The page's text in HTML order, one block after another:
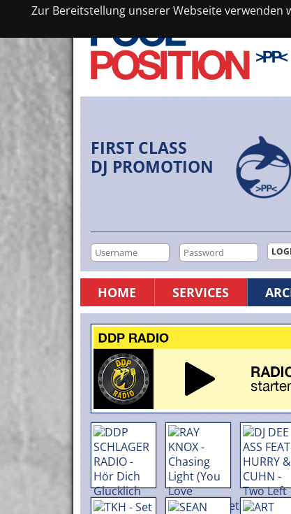
Zur Bereitstellung unserer Webseite verwenden
FIRST CLASS
DJ PROMOTION
HOME SERVICES